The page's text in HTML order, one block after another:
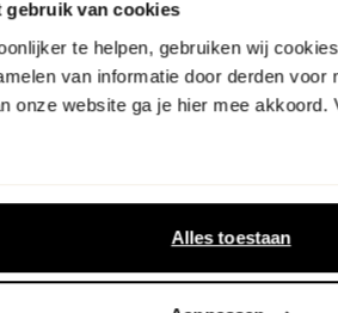
gebruik van cookies
te helpen, gebruiken wij
van informatie door derden voor
onze website ga je hier mee akkoord.
Alles toestaan
met de mooiste
de nieuwste ontwerpen
openingstijden en